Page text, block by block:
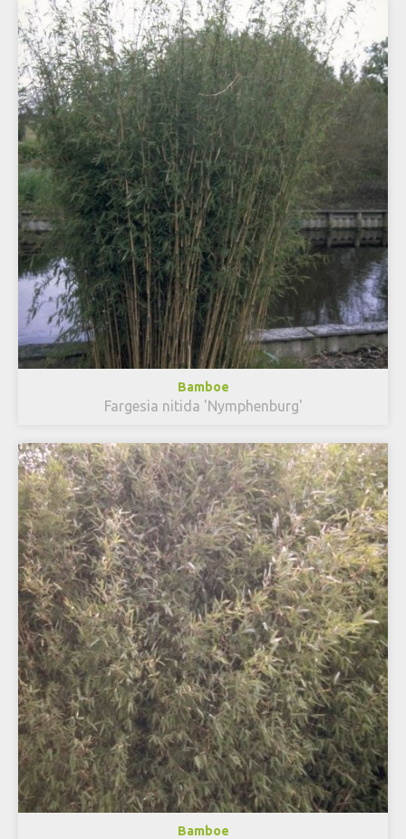
Bamboe
Fargesia nitida 'Nymphenburg'
Bamboe